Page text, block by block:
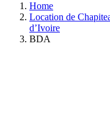
Home
Location de
d’Ivoire
BDA